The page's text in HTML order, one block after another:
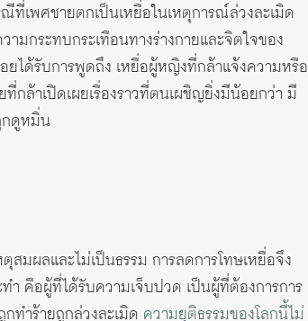
เพศชายตกเป็นเหยื่อในเหตุการณ์ล่วงละเมิด
มกระทบกระเทือนทางร่างกายและจิตใจของ
ยได้รับการพูดถึง เหยื่อผู้หญิงที่กล้าแจ้งความหรือ
กล้าเปิดเผยเรื่องราวที่ตนเผชิญยิ่งมีน้อยกว่า มี
กดูหมิ่น
สมผลและไม่เป็นธรรม การลดการโทษเหยื่อจึง
ำ คือผู้ที่ได้รับความเจ็บปวด เป็นผู้ที่ต้องการการ
ทำร้ายถูกล่วงละเมิด ความยุติธรรมของโลกนี้ไม่